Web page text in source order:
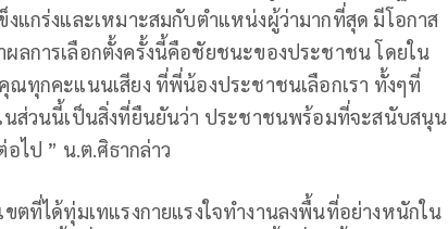
กร่งและเหมาะสมกับตำแหน่งผู้ว่ามากที่สุด มีโอกาส
ผลการเลือกตั้งครั้งนี้คือชัยชนะของประชาชน โดยใน
ณทุกคะแนนเสียง ที่พี่น้องประชาชนเลือกเรา ทั้งๆที่
นส่วนนี้เป็นสิ่งที่ยืนยันว่า ประชาชนพร้อมที่จะสนับสนุน
ไป ” น.ต.ศิธากล่าว
ตที่ได้ทุ่มเทแรงกายแรงใจทำงานลงพื้นที่อย่างหนักใน